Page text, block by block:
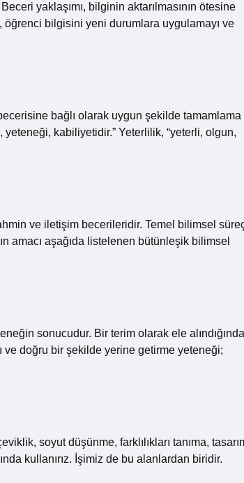
yaklaşımı, bilginin aktarılmasının ötesine
bilgisini yeni durumlara uygulamayı ve
bağlı olarak uygun şekilde tamamlama
kabiliyetidir.” Yeterlilik, “yeterli, olgun,
ve iletişim becerileridir. Temel bilimsel
amacı aşağıda listelenen bütünleşik bilimsel
sonucudur. Bir terim olarak ele
doğru bir şekilde yerine getirme yeteneği;
soyut düşünme, farklılıkları tanıma,
kullanırız. İşimiz de bu alanlardan biridir.